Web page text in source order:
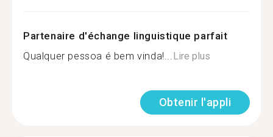
Partenaire d'échange linguistique parfait
Qualquer pessoa é bem vinda!...Lire plus
Obtenir l'appli